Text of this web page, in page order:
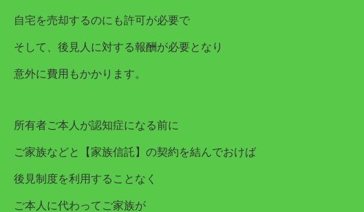
自宅を売却するのにも許可が必要で
そして、後見人に対する報酬が必要となり
意外に費用もかかります。
所有者ご本人が認知症になる前に
ご家族などと【家族信託】の契約を結んでおけば
後見制度を利用することなく
ご本人に代わってご家族が